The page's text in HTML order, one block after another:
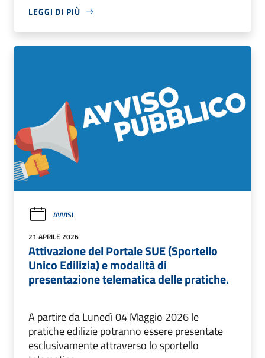
LEGGI DI PIÙ
AVVISI
21 APRILE 2026
Attivazione del Portale SUE (Sportello
Unico Edilizia) e modalità di
presentazione telematica delle pratiche.
A partire da Lunedì 04 Maggio 2026 le
pratiche edilizie potranno essere presentate
esclusivamente attraverso lo sportello